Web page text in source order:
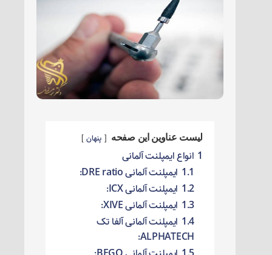
لیست عناوین این صفحه پنهان
1 انواع ایمپلنت آلمانی
1.1 ایمپلنت آلمانی DRE ratio:
1.2 ایمپلنت آلمانی ICX:
1.3 ایمپلنت آلمانی XIVE:
1.4 ایمپلنت آلمانی آلفا تک
ALPHATECH: